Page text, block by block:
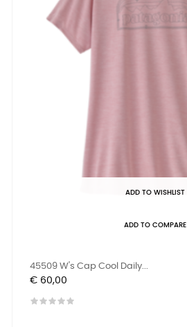
ADD TO WISHLIST
ADD TO COMPARE
45509 W's Cap Cool Daily...
Prijs
€ 60,00